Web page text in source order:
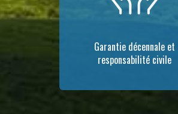
Garantie décennale et
responsabilité civile